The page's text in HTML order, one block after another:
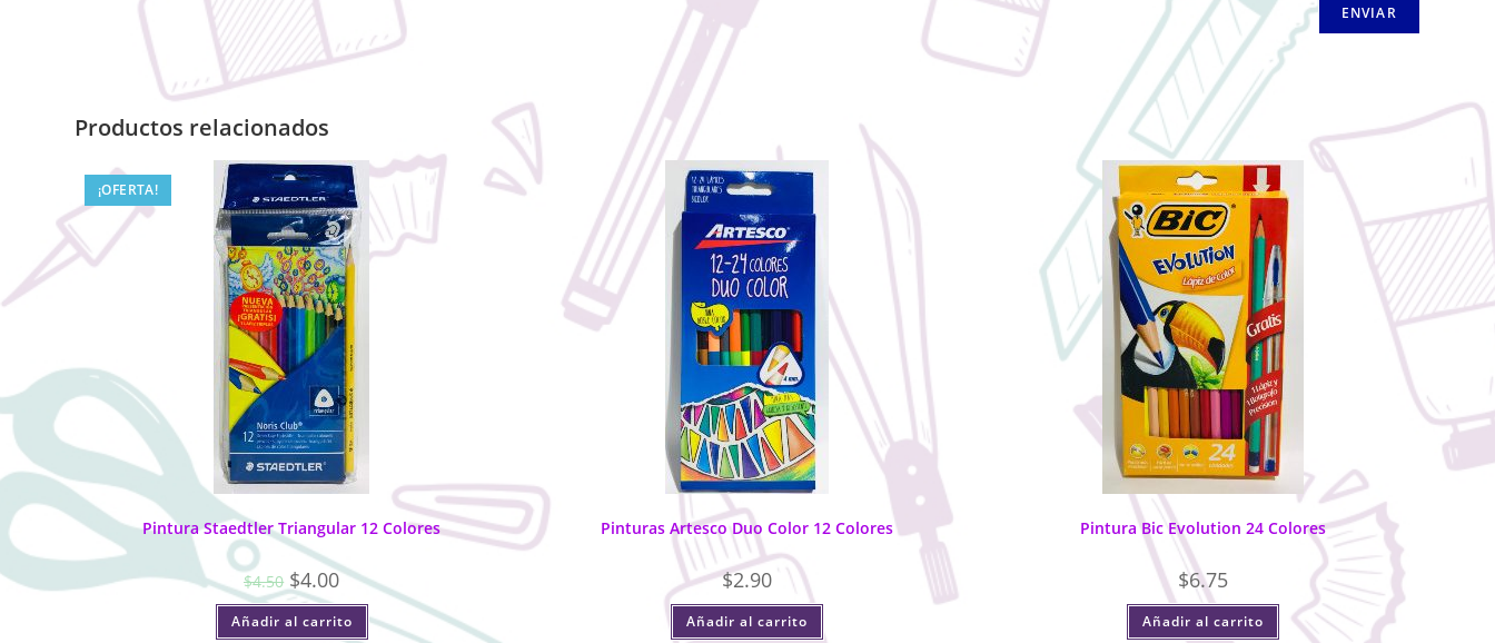
Productos relacionados
¡OFERTA!
Pintura Staedtler Triangular 12 Colores
$4.50 $4.00
Añadir al carrito
Pinturas Artesco Duo Color 12 Colores
$2.90
Añadir al carrito
Pintura Bic Evolution 24 Colores
$6.75
Añadir al carrito